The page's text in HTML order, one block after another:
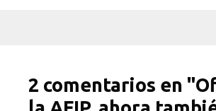
2 comentarios en